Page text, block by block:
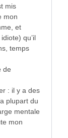
mis
mon
et
qu’il
temps
de
: il y a des
plupart du
mentale
mon